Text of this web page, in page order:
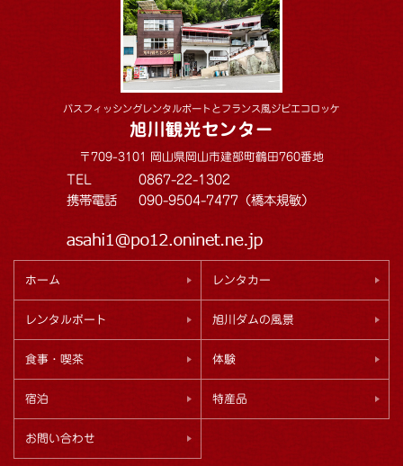
バスフィッシングレンタルボートとフランス風ジビエコロッケ
旭川観光センター
〒709-3101 岡山県岡山市建部町鶴田760番地
TEL
0867-22-1302
携帯電話
090-9504-7477（橋本規敏）
ホーム レンタカー
レンタルボート 旭川ダムの風景
食事・喫茶 体験
宿泊 特産品
お問い合わせ